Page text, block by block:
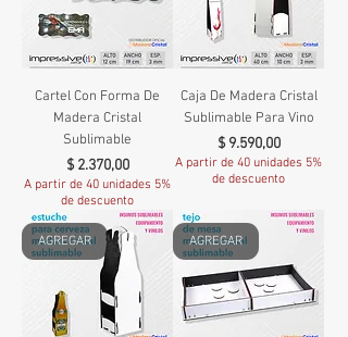
Cartel Con Forma De
Madera Cristal
Sublimable
Precio
$ 2.370,00
A partir de 40 unidades 5%
de descuento
Caja De Madera Cristal
Sublimable Para Vino
Precio
$ 9.590,00
A partir de 40 unidades 5%
de descuento
AGREGAR AGREGAR